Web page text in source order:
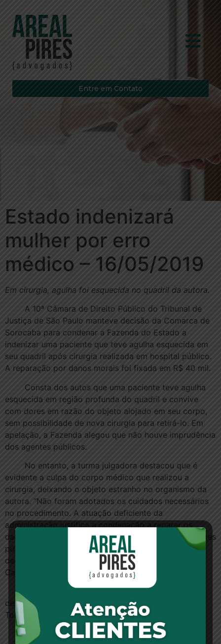
Entre em Contato
Estado indenizará
mulher por erro
médico – 16/05/2019
Em cirurgia, agulha foi esquecida no quadril da autora.
A 10ª Câmara de Direito Público do Tribunal de
Justiça de São Paulo manteve decisão da Comarca de
Sorocaba para condenar a Fazenda do Estado a
indenizar uma paciente que teve agulha esquecida em
seu quadril após cirurgia realizada em hospital público.
A reparação por danos morais foi fixada em R$ 40 mil.
Consta dos autos que uma paciente teve agulha
esquecida em região profunda do quadril e convive
com dores em razão do objeto alojado em seu corpo,
sem possibilidade de nova cirurgia para retirá-lo. Em
apelação, a Fazenda alegou que não houve imprudência
dos agentes públicos.
No entanto, a turma julgadora destacou que é
evidente a culpa do corpo médico que realizou a
cirurgia, deixando o objeto estranho no organismo da
autora. “Não foram adotados os cuidados necessários
no procedimento. A atuação deficiente da
administração justifica a condenação a reparar os
danos causados pela manifesta negligência dos agentes
públicos na prestação do serviço”, escreveu em sua
decisão o relator do caso, desembargador Antonio
Carlos Villen.
O julgamento também teve a participação dos
desembargadores Antonio Celso Aguilar Cortez e
Torres de Carvalho. A decisão foi unânime.
Apelação nº 1040503-30.2016.8.26.0602